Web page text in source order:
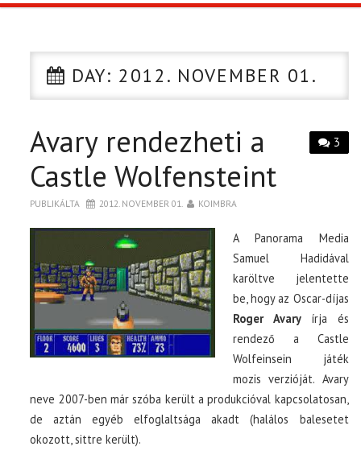
CIKK DAY: 2012. NOVEMBER 01.
3
Avary rendezheti a
Castle Wolfensteint
PUBLIKÁLTA 2012. NOVEMBER 01. KOIMBRA
A Panorama Media
Samuel Hadidával
karöltve jelentette
be, hogy az Oscar-díjas
Roger Avaryírja és
rendező a Castle
Wolfeinsein játék
mozis verzióját. Avary
neve 2007-ben már szóba került a produkcióval kapcsolatosan,
de aztán egyéb elfoglaltsága akadt (halálos balesetet
okozott, sittre került).